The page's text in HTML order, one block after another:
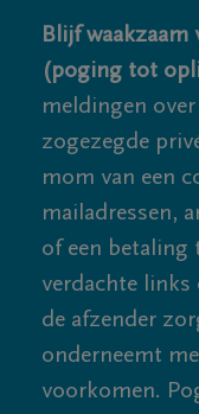
Blijf
(poging tot
meldingen
zogezegde
mom van een
mailadressen,
of een betaling
verdachte
de afzender
onderneemt
voorkomen.